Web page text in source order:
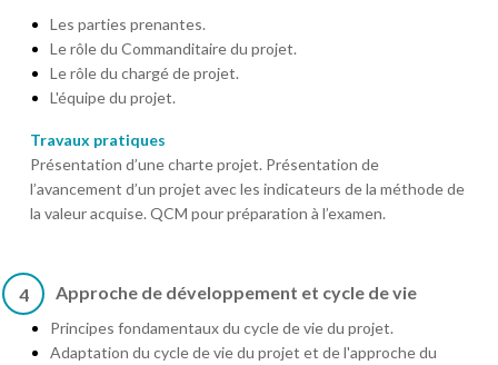
Les parties prenantes.
Le rôle du Commanditaire du projet.
Le rôle du chargé de projet.
L'équipe du projet.
Travaux pratiques
Présentation d’une charte projet. Présentation de
l’avancement d’un projet avec les indicateurs de la méthode de
la valeur acquise. QCM pour préparation à l’examen.
4 Approche de développement et cycle de vie
Principes fondamentaux du cycle de vie du projet.
Adaptation du cycle de vie du projet et de l'approche du